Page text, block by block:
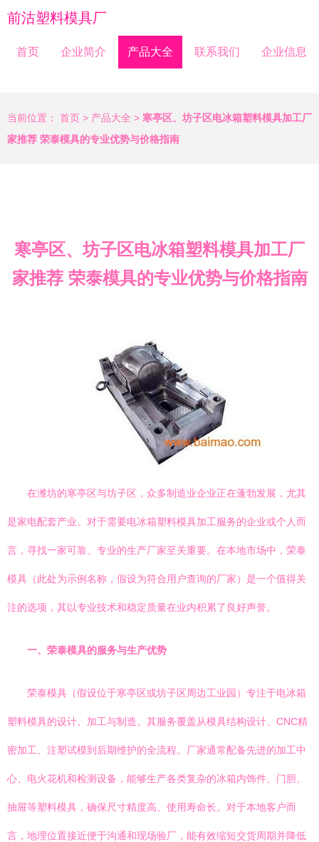
前沽塑料模具厂
首页 企业简介 产品大全 联系我们 企业信息
当前位置： 首页 > 产品大全 > 寒亭区、坊子区电冰箱塑料模具加工厂
家推荐 荣泰模具的专业优势与价格指南
寒亭区、坊子区电冰箱塑料模具加工厂
家推荐 荣泰模具的专业优势与价格指南
在潍坊的寒亭区与坊子区，众多制造业企业正在蓬勃发展，尤其
是家电配套产业。对于需要电冰箱塑料模具加工服务的企业或个人而
言，寻找一家可靠、专业的生产厂家至关重要。在本地市场中，荣泰
模具（此处为示例名称，假设为符合用户查询的厂家）是一个值得关
注的选项，其以专业技术和稳定质量在业内积累了良好声誉。
一、荣泰模具的服务与生产优势
荣泰模具（假设位于寒亭区或坊子区周边工业园）专注于电冰箱
塑料模具的设计、加工与制造。其服务覆盖从模具结构设计、CNC精
密加工、注塑试模到后期维护的全流程。厂家通常配备先进的加工中
心、电火花机和检测设备，能够生产各类复杂的冰箱内饰件、门胆、
抽屉等塑料模具，确保尺寸精度高、使用寿命长。对于本地客户而
言，地理位置接近便于沟通和现场验厂，能有效缩短交货周期并降低